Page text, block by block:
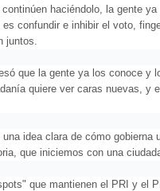
haciéndolo, la gente
confundir e inhibir el voto,
juntos.
que la gente ya los conoce y
quiere ver caras nuevas, y
idea clara de cómo gobierna
que iniciemos con una
que mantienen el PRI y el